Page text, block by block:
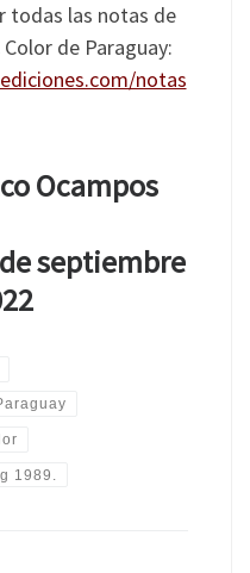
todas las notas de
de Paraguay:
notas
Ocampos
septiembre
1989.